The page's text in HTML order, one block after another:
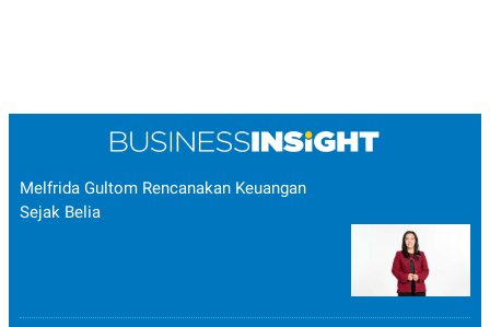
Melfrida Gultom Rencanakan Keuangan
Sejak Belia